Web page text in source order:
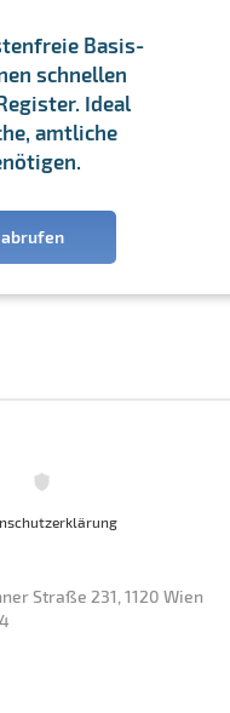
Basis-
schnellen
Ideal
amtliche
Straße 231, 1120 Wien